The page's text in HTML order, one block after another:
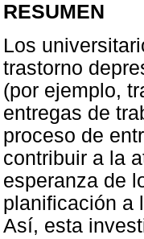
RESUMEN
Los
trastorno
(por ejemplo,
entregas de
proceso de
contribuir a la
esperanza de
planificación a
Así, esta